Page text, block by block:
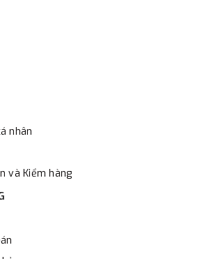
nhân
và Kiểm hàng